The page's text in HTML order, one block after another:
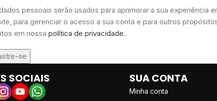
pessoais serão usados para aprimorar a sua experiência
para gerenciar o acesso a sua conta e para outros
em nossa política de privacidade.
se
SOCIAIS SUA CONTA
Minha conta